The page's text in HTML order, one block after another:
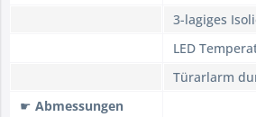
3-lagiges
LED
Türarlarm
☛ Abmessungen